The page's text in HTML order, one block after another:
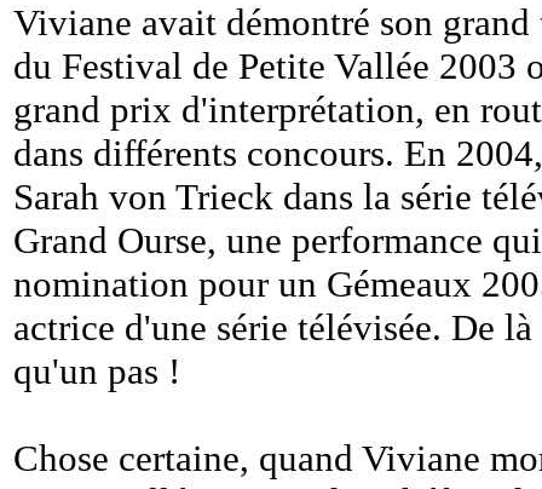
Viviane avait démontré son
du Festival de Petite Vallée 2003
grand prix d'interprétation, en
dans différents concours. En
Sarah von Trieck dans la série
Grand Ourse, une performance
nomination pour un Gémeaux
actrice d'une série télévisée. De
qu'un pas !
Chose certaine, quand Viviane